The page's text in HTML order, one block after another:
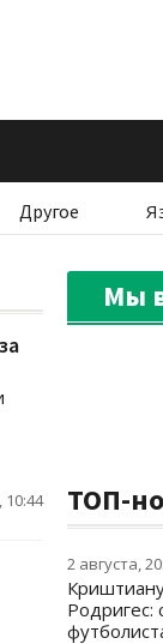
Другое
10:44
Мы
ТОП-
2 августа,
Родригес: